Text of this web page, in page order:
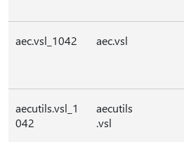
aec.vsl_1042 aec.vsl
aecutils.vsl_1
042
aecutils
.vsl